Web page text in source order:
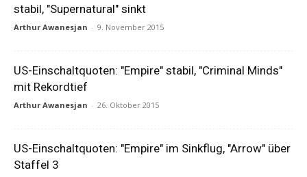
stabil, "Supernatural" sinkt
Arthur Awanesjan - 9. November 2015
US-Einschaltquoten: "Empire" stabil, "Criminal Minds"
mit Rekordtief
Arthur Awanesjan - 26. Oktober 2015
US-Einschaltquoten: "Empire" im Sinkflug, "Arrow" über
Staffel 3